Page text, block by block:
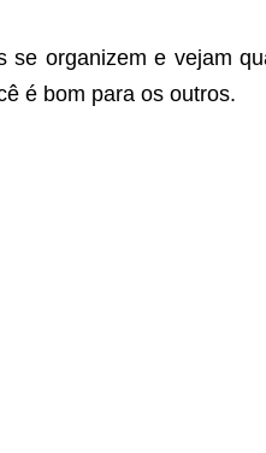
se organizem e vejam
é bom para os outros.